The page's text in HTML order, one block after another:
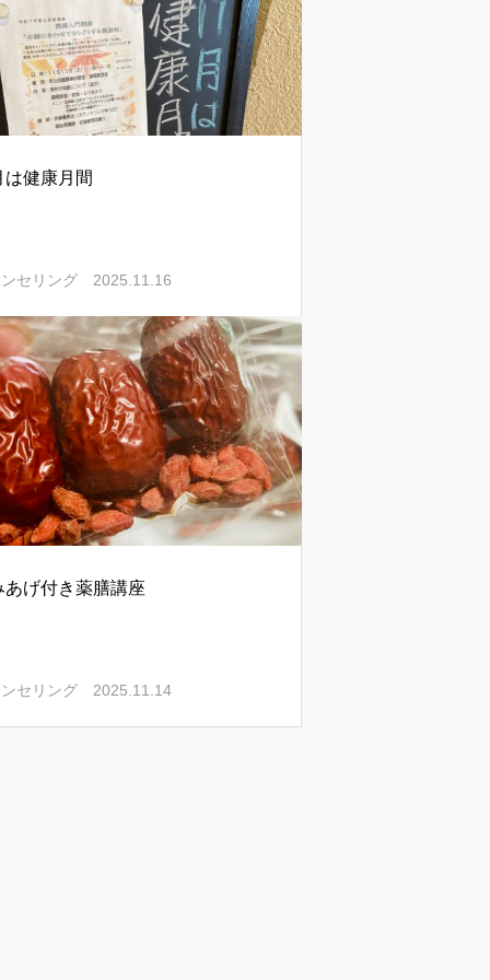
は健康月間
セリング 2025.11.16
あげ付き薬膳講座
セリング 2025.11.14